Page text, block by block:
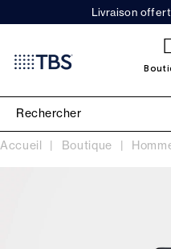
Livraison
Accueil Boutique